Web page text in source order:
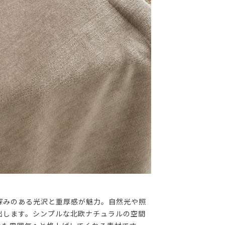
のある光沢と重厚感が魅力。自然光や照
ます。シンプルな北欧ナチュラルの空間